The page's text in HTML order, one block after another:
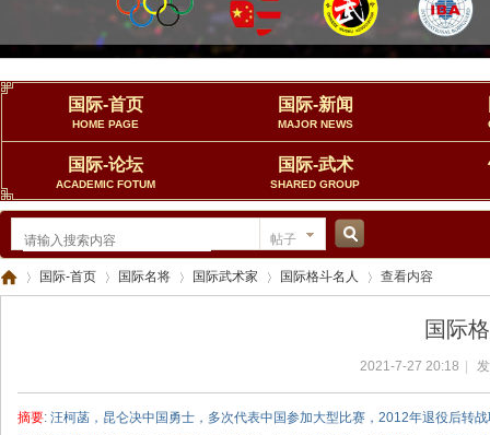
国际-首页
HOME PAGE
国际-新闻
MAJOR NEWS
国际-论坛
ACADEMIC FOTUM
国际-武术
SHARED GROUP
帖子
搜
国际-首页 国际名将 国际武术家 国际格斗名人
›
查看内容
国际
2021-7-27 20:18
摘要: 汪柯菡，昆仑决中国勇士，多次代表中国参加大型比赛，2012年退役后转